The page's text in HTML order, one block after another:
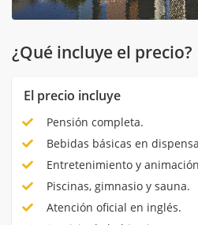
¿Qué incluye el precio?
El precio incluye
Pensión completa.
Bebidas básicas en
Entretenimiento y
Piscinas, gimnasio y sauna.
Atención oficial en inglés.